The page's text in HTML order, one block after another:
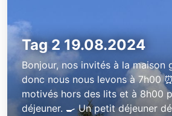
Tag 2 19.08.2024
Bonjour, nos invités à la maison
donc nous nous levons à 7h00
motivés hors des lits et à 8h00
déjeuner. 🍳 Un petit déjeuner